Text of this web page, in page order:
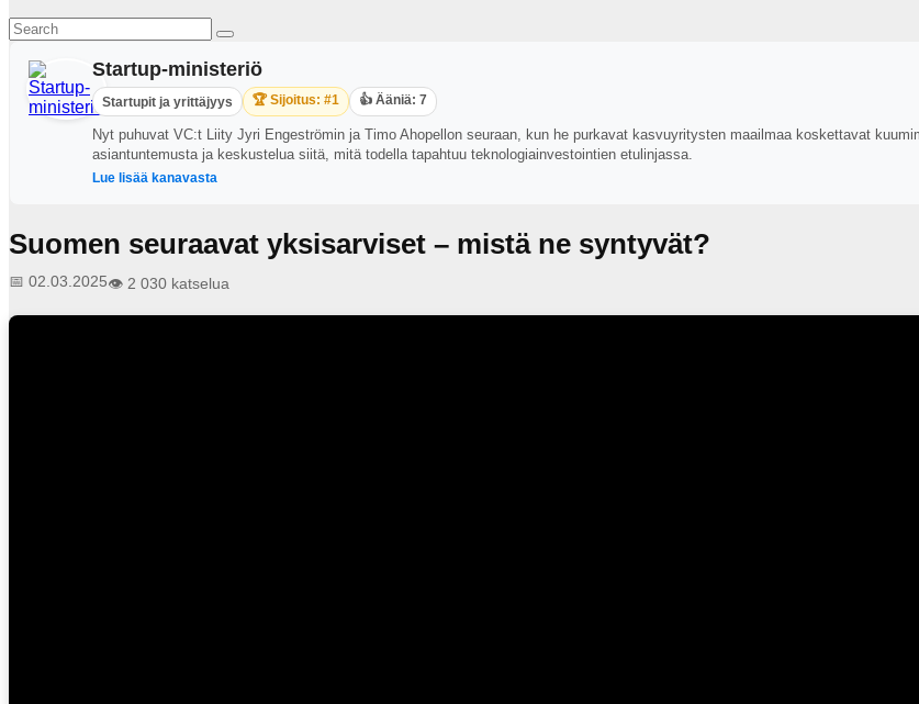
Startup-ministeriö
Startupit ja yrittäjyys 🏆 Sijoitus: #1 👍 Ääniä: 7
Nyt puhuvat VC:t Liity Jyri Engeströmin ja Timo Ahopellon seuraan, kun he purkavat kasvuyritysten maailmaa koskettavat
asiantuntemusta ja keskustelua siitä, mitä todella tapahtuu teknologiainvestointien etulinjassa.
Lue lisää kanavasta
Suomen seuraavat yksisarviset – mistä ne syntyvät?
📅 02.03.2025👁️ 2 030 katselua